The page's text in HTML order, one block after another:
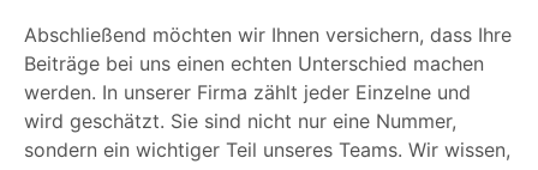
Abschließend möchten wir Ihnen versichern, dass Ihre
Beiträge bei uns einen echten Unterschied machen
werden. In unserer Firma zählt jeder Einzelne und
wird geschätzt. Sie sind nicht nur eine Nummer,
sondern ein wichtiger Teil unseres Teams. Wir wissen,